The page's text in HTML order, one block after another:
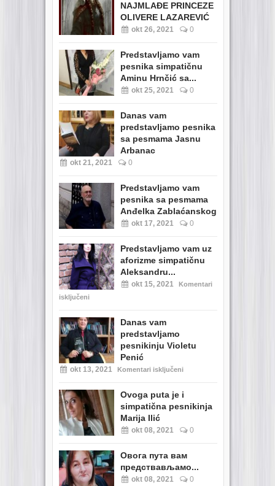
NAJMLAĐE PRINCEZE
OLIVERE LAZAREVIĆ
okt 26, 2021 0
Predstavljamo vam
pesnika simpatičnu
Aminu Hrnčić sa...
okt 25, 2021 0
Danas vam
predstavljamo pesnika
sa pesmama Jasnu
Arbanac
okt 21, 2021 0
Predstavljamo vam
pesnika sa pesmama
Anđelka Zablaćanskog
okt 17, 2021 0
Predstavljamo vam uz
aforizme simpatičnu
Aleksandru...
okt 15, 2021
Komentari
isključeni
Danas vam
predstavljamo
pesnikinju Violetu
Penić
okt 13, 2021 Komentari isključeni
Ovoga puta je i
simpatična pesnikinja
Marija Ilić
okt 08, 2021 0
Овога пута вам
предствављамо...
okt 08, 2021 0